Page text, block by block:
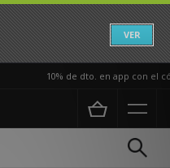
VER
10% de dto. en app con el